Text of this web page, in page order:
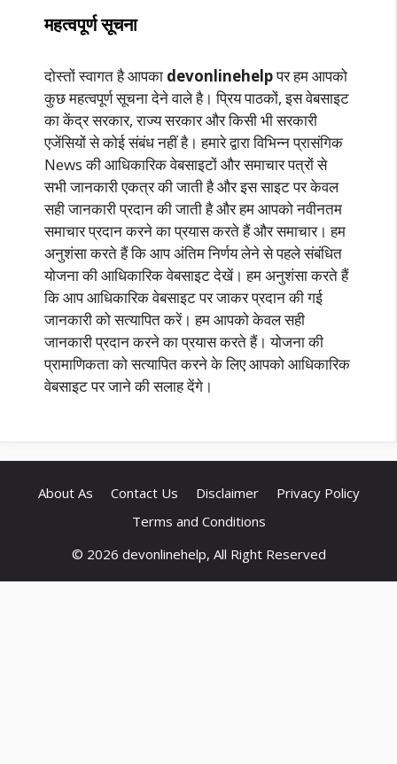
महत्वपूर्ण सूचना
दोस्तों स्वागत है आपका devonlinehelpपर हम आपको
कुछ महत्वपूर्ण सूचना देने वाले है। प्रिय पाठकों, इस वेबसाइट
का केंद्र सरकार, राज्य सरकार और किसी भी सरकारी
एजेंसियों से कोई संबंध नहीं है। हमारे द्वारा विभिन्न प्रासंगिक
News की आधिकारिक वेबसाइटों और समाचार पत्रों से
सभी जानकारी एकत्र की जाती है और इस साइट पर केवल
सही जानकारी प्रदान की जाती है और हम आपको नवीनतम
समाचार प्रदान करने का प्रयास करते हैं और समाचार। हम
अनुशंसा करते हैं कि आप अंतिम निर्णय लेने से पहले संबंधित
योजना की आधिकारिक वेबसाइट देखें। हम अनुशंसा करते हैं
कि आप आधिकारिक वेबसाइट पर जाकर प्रदान की गई
जानकारी को सत्यापित करें। हम आपको केवल सही
जानकारी प्रदान करने का प्रयास करते हैं। योजना की
प्रामाणिकता को सत्यापित करने के लिए आपको आधिकारिक
वेबसाइट पर जाने की सलाह देंगे।
About As Contact Us Disclaimer
Privacy Policy
Terms and Conditions
© 2026 devonlinehelp, All Right Reserved